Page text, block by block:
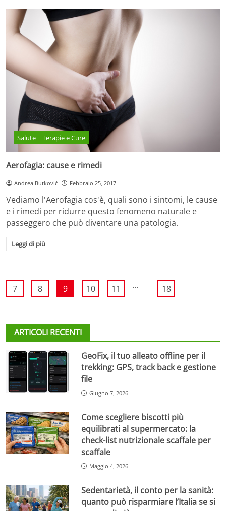
Salute Terapie e Cure
Aerofagia: cause e rimedi
Andrea Butkovič Febbraio 25, 2017
Vediamo l'Aerofagia cos'è, quali sono i sintomi, le cause
e i rimedi per ridurre questo fenomeno naturale e
passeggero che può diventare una patologia.
Leggi di più
7 8 9 10 11 ... 18
ARTICOLI RECENTI
GeoFix, il tuo alleato offline per il
trekking: GPS, track back e gestione
file
Giugno 7, 2026
Come scegliere biscotti più
equilibrati al supermercato: la
check-list nutrizionale scaffale per
scaffale
Maggio 4, 2026
Sedentarietà, il conto per la sanità:
quanto può risparmiare l’Italia se si